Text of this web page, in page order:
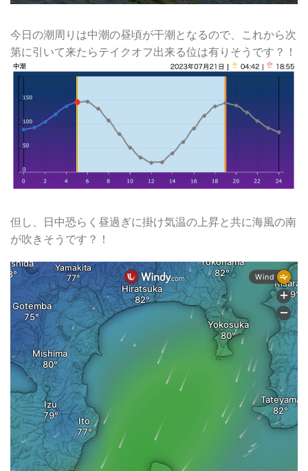
今日の潮周りは中潮の昼頃が干潮となるので、これから次
第に引いて来たらテイクオフ出来る位は有りそうです？！
但し、日中恐らく昼過ぎに掛け気温の上昇と共に海風の南
が吹きそうです？！